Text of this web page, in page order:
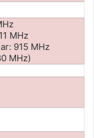
MHz
915 MHz
MHz)